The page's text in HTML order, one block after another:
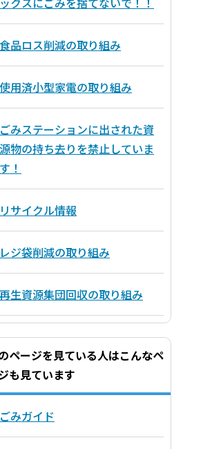
食品ロス削減の取り組み
使用済小型家電の取り組み
ごみステーションに出された資
源物の持ち去りを禁止していま
す！
リサイクル情報
レジ袋削減の取り組み
再生資源集団回収の取り組み
ページを見ている人はこんなペ
も見ています
ごみガイド